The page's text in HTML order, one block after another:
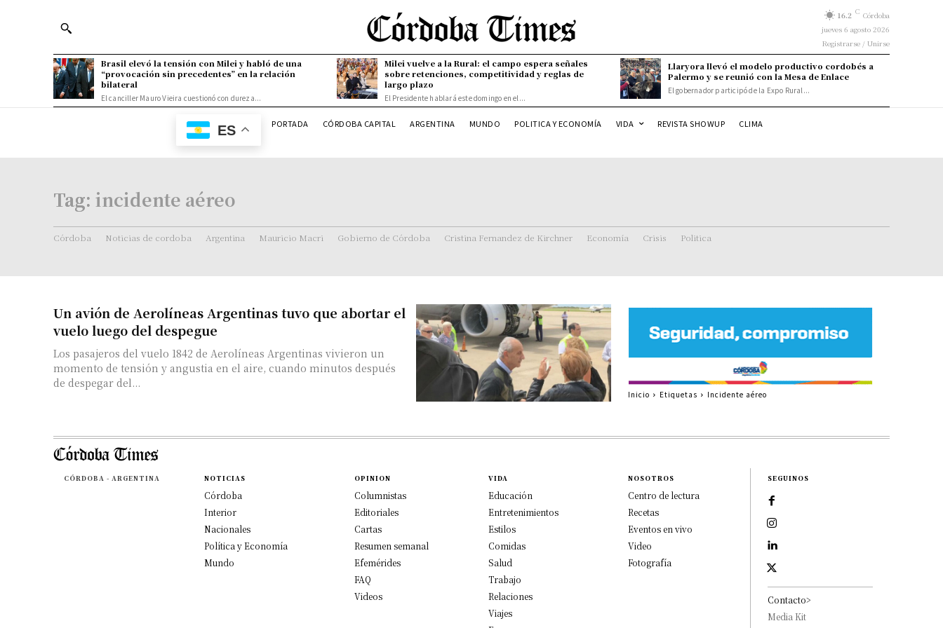
16.2 C Córdoba
jueves 6 agosto 2026
Registrarse / Unirse
Brasil elevó la tensión con Milei y habló de una
“provocación sin precedentes” en la relación
bilateral
El canciller Mauro Vieira cuestionó con dureza...
Milei vuelve a la Rural: el campo espera señales
sobre retenciones, competitividad y reglas de
largo plazo
El Presidente hablará este domingo en el...
Llaryora llevó el modelo productivo cordobés a
Palermo y se reunió con la Mesa de Enlace
El gobernador participó de la Expo Rural...
ES PORTADA CÓRDOBA CAPITAL ARGENTINA MUNDO POLITICA Y ECONOMÍA VIDA REVISTA SHOWUP CLIMA
Tag: incidente aéreo
Córdoba Noticias de cordoba Argentina Mauricio Macri Gobierno de Córdoba Cristina Fernandez de Kirchner Economía Crisis Politica
Un avión de Aerolíneas Argentinas tuvo que abortar el
vuelo luego del despegue
Los pasajeros del vuelo 1842 de Aerolíneas Argentinas vivieron un
momento de tensión y angustia en el aire, cuando minutos después
de despegar del...
Inicio Etiquetas Incidente aéreo
CÓRDOBA - ARGENTINA NOTICIAS
Córdoba
Interior
Nacionales
Política y Economía
Mundo
OPINION
Columnistas
Editoriales
Cartas
Resumen semanal
Efemérides
FAQ
Videos
VIDA
Educación
Entretenimientos
Estilos
Comidas
Salud
Trabajo
Relaciones
Viajes
NOSOTROS
Centro de lectura
Recetas
Eventos en vivo
Video
Fotografía
SEGUINOS
Contacto>
Media Kit